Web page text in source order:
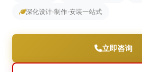
深化设计·制作·安装一站式
立即咨询